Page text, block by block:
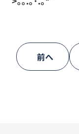
前へ